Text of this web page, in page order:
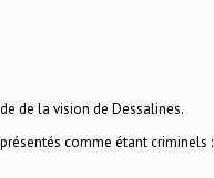
de la vision de Dessalines.
comme étant criminels :